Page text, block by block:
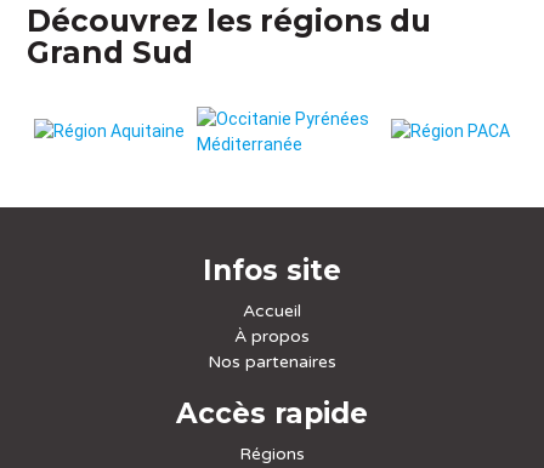
Découvrez les régions du
Grand Sud
Infos site
Accueil
À propos
Nos partenaires
Accès rapide
Régions